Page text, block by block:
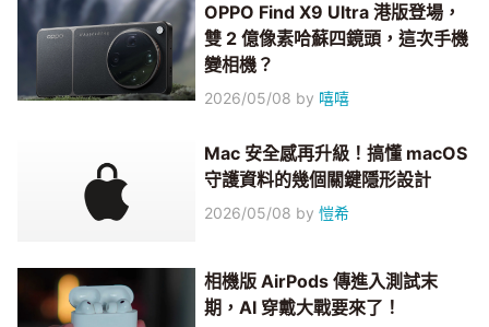
OPPO Find X9 Ultra 港版登場，
雙 2 億像素哈蘇四鏡頭，這次手機
變相機？
2026/05/08 by 嘻嘻
Mac 安全感再升級！搞懂 macOS
守護資料的幾個關鍵隱形設計
2026/05/08 by愷希
相機版 AirPods 傳進入測試末
期，AI 穿戴大戰要來了！